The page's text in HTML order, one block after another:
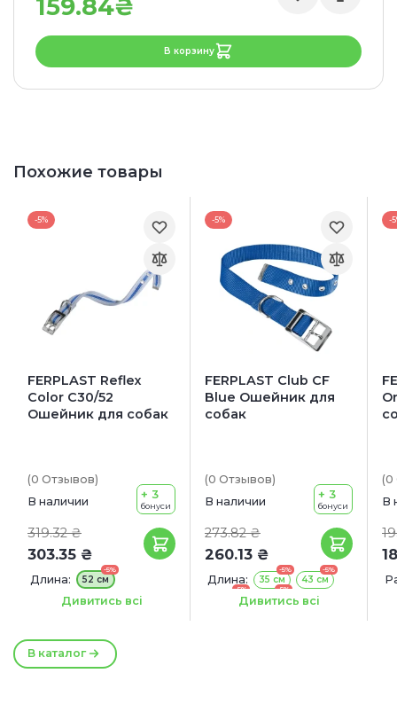
159.84₴
В корзину
Похожие товары
В каталог
-5%
FERPLAST Reflex
Color C30/52
Ошейник для собак
(0 Отзывов)
В наличии
319.32 ₴
303.35 ₴
+ 3
бонуси
Длина:
-5%
52 см
Ширина: 30 мм
Дивитись всі
-5%
FERPLAST Club CF
Blue Ошейник для
собак
(0 Отзывов)
В наличии
273.82 ₴
260.13 ₴
+ 3
бонуси
Длина:
-5%
35 см
-5%
43 см
-5% -5%
53 см
Дивитись всі
-
(0
В